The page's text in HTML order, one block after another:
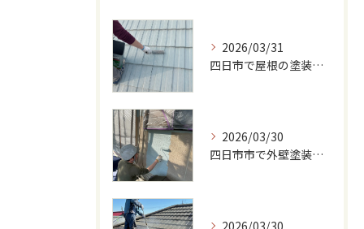
2026/03/31
四日市で屋根の塗装をしています
2026/03/30
四日市市で外壁塗装をしています
2026/03/30